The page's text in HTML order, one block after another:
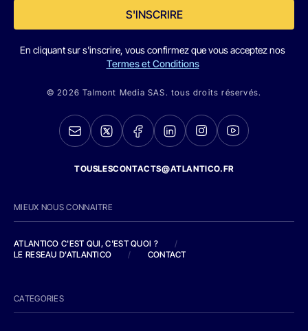
S'INSCRIRE
En cliquant sur s'inscrire, vous confirmez que vous acceptez nos
Termes et Conditions
© 2026 Talmont Media SAS. tous droits réservés.
TOUSLESCONTACTS@ATLANTICO.FR
MIEUX NOUS CONNAITRE
ATLANTICO C'EST QUI, C'EST QUOI ?
/
LE RESEAU D'ATLANTICO
/ CONTACT
CATEGORIES